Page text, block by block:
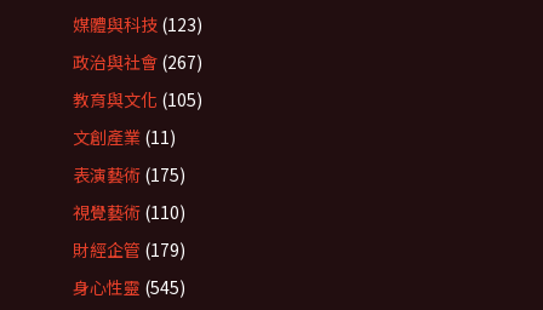
媒體與科技 (123)
政治與社會 (267)
教育與文化 (105)
文創產業 (11)
表演藝術 (175)
視覺藝術 (110)
財經企管 (179)
身心性靈 (545)